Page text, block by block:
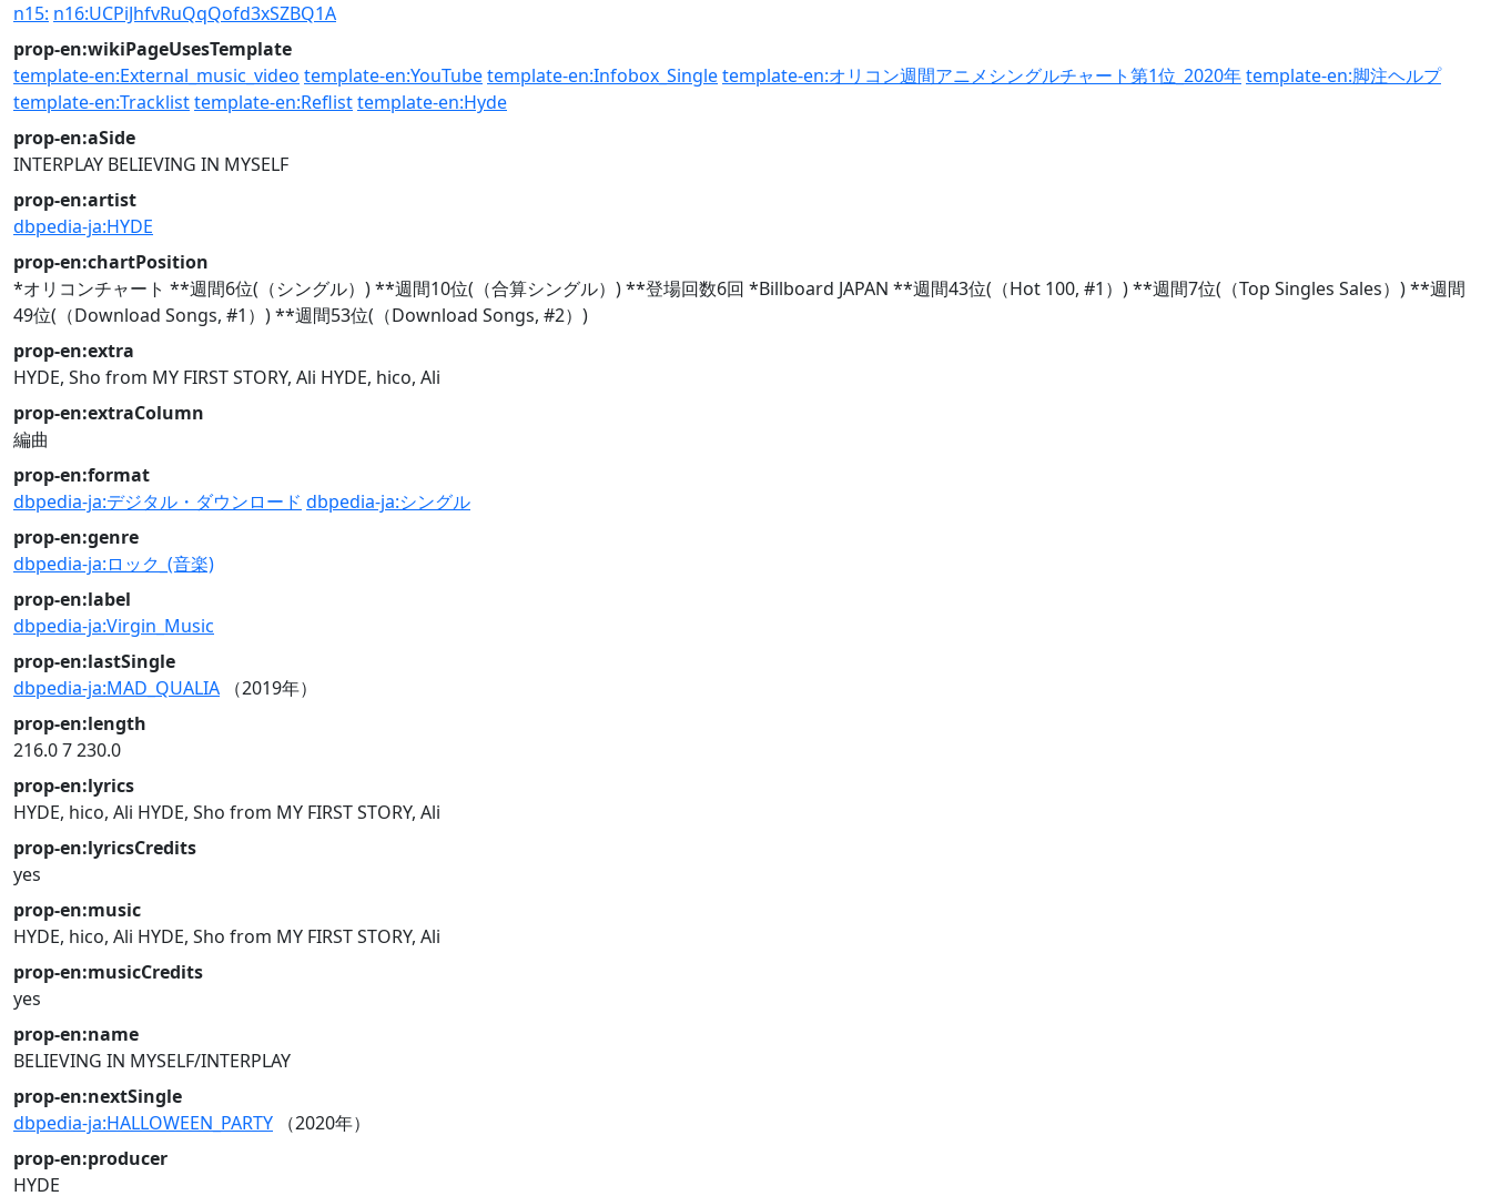
n15: n16:UCPiJhfvRuQqQofd3xSZBQ1A
prop-en:wikiPageUsesTemplate
template-en:External_music_video template-en:YouTubetemplate-en:Infobox_Singletemplate-en:オリコン週間アニメシングルチャート第1位_2020年template-en:脚注ヘルプ
template-en:Tracklisttemplate-en:Reflisttemplate-en:Hyde
prop-en:aSide
INTERPLAY BELIEVING IN MYSELF
prop-en:artist
dbpedia-ja:HYDE
prop-en:chartPosition
*オリコンチャート **週間6位(（シングル）) **週間10位(（合算シングル）) **登場回数6回 *Billboard JAPAN **週間43位(（Hot 100, #1）) **週間7位(（Top Singles Sales）) **週間
49位(（Download Songs, #1）) **週間53位(（Download Songs, #2）)
prop-en:extra
HYDE, Sho from MY FIRST STORY, Ali HYDE, hico, Ali
prop-en:extraColumn
編曲
prop-en:format
dbpedia-ja:デジタル・ダウンロード dbpedia-ja:シングル
prop-en:genre
dbpedia-ja:ロック_(音楽)
prop-en:label
dbpedia-ja:Virgin_Music
prop-en:lastSingle
dbpedia-ja:MAD_QUALIA
（2019年）
prop-en:length
216.07230.0
prop-en:lyrics
HYDE, hico, Ali HYDE, Sho from MY FIRST STORY, Ali
prop-en:lyricsCredits
yes
prop-en:music
HYDE, hico, Ali HYDE, Sho from MY FIRST STORY, Ali
prop-en:musicCredits
yes
prop-en:name
BELIEVING IN MYSELF/INTERPLAY
prop-en:nextSingle
dbpedia-ja:HALLOWEEN_PARTY
（2020年）
prop-en:producer
HYDE